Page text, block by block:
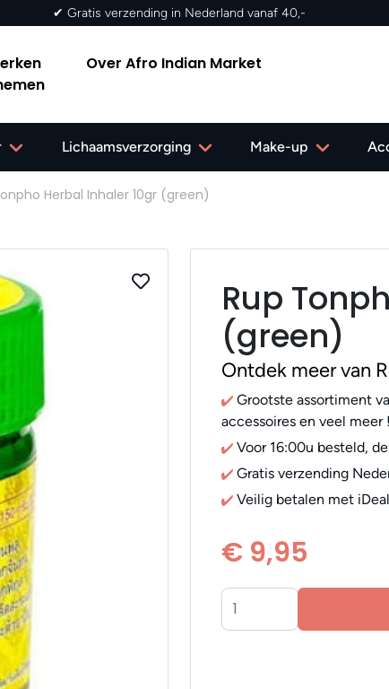
✔ Gratis verzending in Nederland vanaf 40,-
Over Afro Indian Market
Lichaamsverzorging Make-up
Herbal Inhaler 10gr (green)
Rup
(green)
Ontdek meer van
Grootste assortiment
accessoires en veel meer
Voor 16:00u besteld,
Gratis verzending
Veilig betalen met
€ 9,95